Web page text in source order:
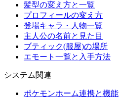
髪型の変え方と一覧
プロフィールの変え方
登場キャラ・人物一覧
主人公の名前と見た目
ブティック(服屋)の場所
エモート一覧と入手方法
システム関連
ポケモンホーム連携と機能